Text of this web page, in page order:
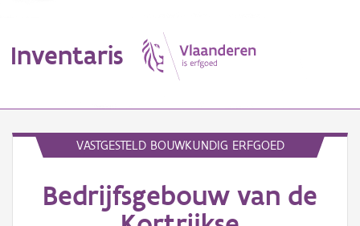
Inventaris
Erfgoedobject
VASTGESTELD BOUWKUNDIG ERFGOED
Bedrijfsgebouw van de